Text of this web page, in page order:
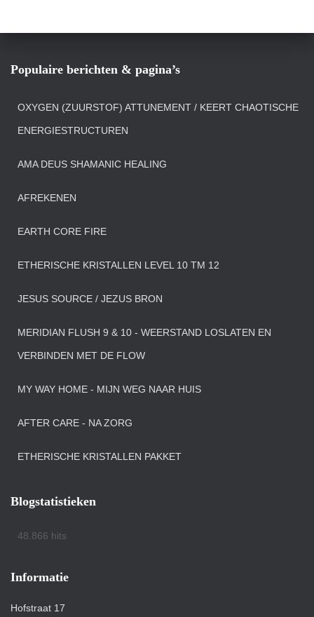
Populaire berichten & pagina’s
OXYGEN (ZUURSTOF) ATTUNEMENT / KEERT CHAOTISCHE
ENERGIESTRUCTUREN
AMA DEUS SHAMANIC HEALING
AFREKENEN
EARTH CORE FIRE
ETHERISCHE KRISTALLEN LEVEL 10 TM 12
JESUS SOURCE / JEZUS BRON
MERIDIAN FLUSH 9 & 10 - WEERSTAND LOSLATEN EN
VERBINDEN MET DE FLOW
MY WAY HOME - MIJN WEG NAAR HUIS
AFTER CARE - NA ZORG
ETHERISCHE KRISTALLEN PAKKET
Blogstatistieken
48.866 hits
Informatie
Hofstraat 17